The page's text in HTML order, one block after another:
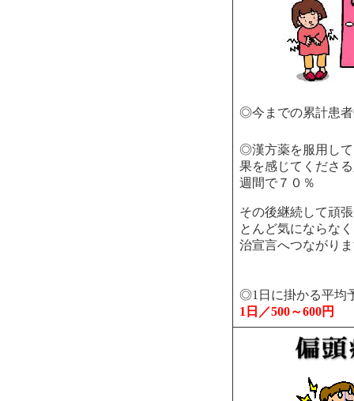
◎今までの累計患
◎漢方薬を服用し
果を感じてくださ
週間で７０％
その後継続して頑
とんど気にならな
治宣言へつながり
◎1日に掛かる平均
1日／500～600円